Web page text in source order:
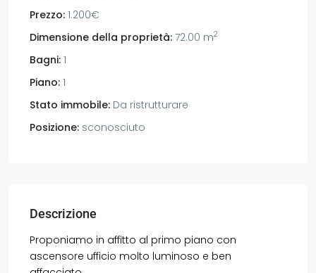
Prezzo: 1.200€
Dimensione della proprietà: 72.00 m2
Bagni: 1
Piano: 1
Stato immobile: Da ristrutturare
Posizione: sconosciuto
Descrizione
Proponiamo in affitto al primo piano con
ascensore ufficio molto luminoso e ben